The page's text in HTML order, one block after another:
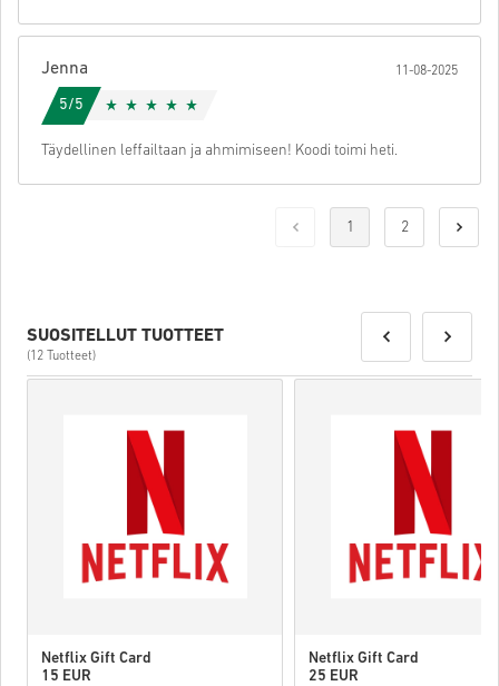
Jenna 11-08-2025
5/5
Täydellinen leffailtaan ja ahmimiseen! Koodi toimi heti.
1 2
SUOSITELLUT TUOTTEET
(12 Tuotteet)
Netflix Gift Card
15 EUR
Netflix Gift Card
25 EUR